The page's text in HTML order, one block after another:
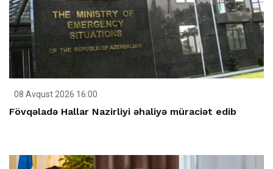
08 Avqust 2026 16:00
Fövqəladə Hallar Nazirliyi əhaliyə müraciət edib